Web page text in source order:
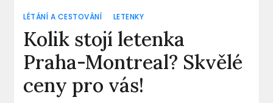
LÉTÁNÍ A CESTOVÁNÍ LETENKY
Kolik stojí letenka
Praha-Montreal? Skvělé
ceny pro vás!